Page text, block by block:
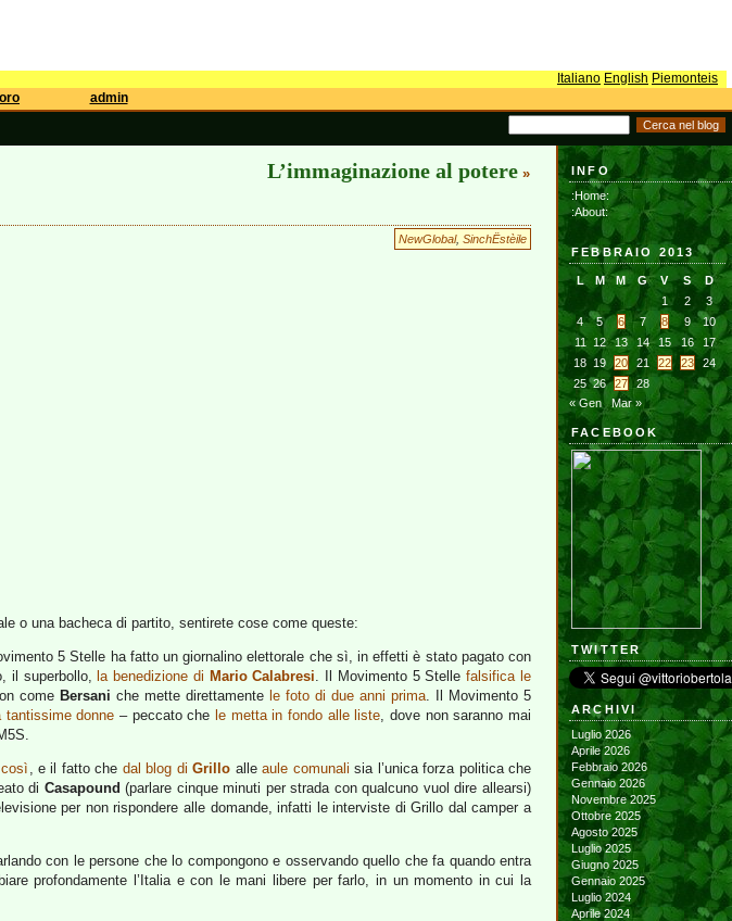
Italiano English Piemonteis
admin
L’immaginazione al potere »
NewGlobal, SinchËstèile
o una bacheca di partito, sentirete cose come queste:
5 Stelle ha fatto un giornalino elettorale che sì, in effetti è stato pagato con
il superbollo, la benedizione di Mario Calabresi. Il Movimento 5 Stellefalsifica le
come Bersani che mette direttamente le foto di due anni prima. Il Movimento 5
tantissime donne – peccato che le metta in fondo alle liste, dove non saranno mai
, e il fatto che dal blog diGrillo alleaule comunali sia l’unica forza politica che
di Casapound (parlare cinque minuti per strada con qualcuno vuol dire allearsi)
per non rispondere alle domande, infatti le interviste di Grillo dal camper a
con le persone che lo compongono e osservando quello che fa quando entra
profondamente l’Italia e con le mani libere per farlo, in un momento in cui la
INFO
:Home:
:About:
FEBBRAIO 2013
L M M G V S
D
1
2
3
4
5 6 7 8 9
10
11
12 13 14 15 16
17
18 19 20 21 22 23
24
25 26 27
28
« Gen
Mar »
FACEBOOK
TWITTER
ARCHIVI
Luglio 2026
Aprile 2026
Febbraio 2026
Gennaio 2026
Novembre 2025
Ottobre 2025
Agosto 2025
Luglio 2025
Giugno 2025
Gennaio 2025
Luglio 2024
Aprile 2024